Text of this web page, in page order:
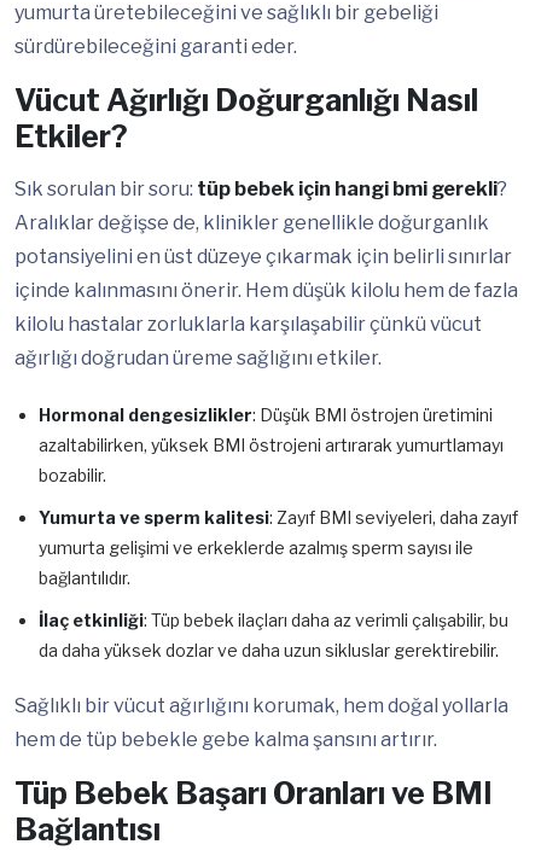
yumurta üretebileceğini ve sağlıklı bir gebeliği
sürdürebileceğini garanti eder.
Vücut Ağırlığı Doğurganlığı Nasıl
Etkiler?
Sık sorulan bir soru: tüp bebek için hangi bmi gerekli?
Aralıklar değişse de, klinikler genellikle doğurganlık
potansiyelini en üst düzeye çıkarmak için belirli sınırlar
içinde kalınmasını önerir. Hem düşük kilolu hem de fazla
kilolu hastalar zorluklarla karşılaşabilir çünkü vücut
ağırlığı doğrudan üreme sağlığını etkiler.
Hormonal dengesizlikler: Düşük BMI östrojen üretimini
azaltabilirken, yüksek BMI östrojeni artırarak yumurtlamayı
bozabilir.
Yumurta ve sperm kalitesi: Zayıf BMI seviyeleri, daha zayıf
yumurta gelişimi ve erkeklerde azalmış sperm sayısı ile
bağlantılıdır.
İlaç etkinliği: Tüp bebek ilaçları daha az verimli çalışabilir, bu
da daha yüksek dozlar ve daha uzun sikluslar gerektirebilir.
Sağlıklı bir vücut ağırlığını korumak, hem doğal yollarla
hem de tüp bebekle gebe kalma şansını artırır.
Tüp Bebek Başarı Oranları ve BMI
Bağlantısı